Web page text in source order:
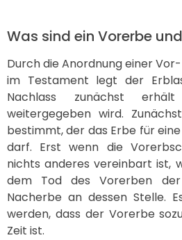
Was sind ein Vorerbe
Durch die Anordnung einer
im Testament legt der
Nachlass zunächst
weitergegeben wird.
bestimmt, der das Erbe für
darf. Erst wenn die
nichts anderes vereinbart ist,
dem Tod des Vorerben
Nacherbe an dessen Stelle.
werden, dass der Vorerbe
Zeit ist.